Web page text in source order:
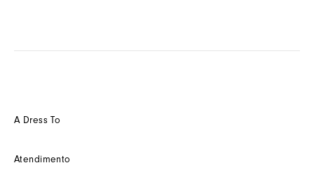
A Dress To
Futuro
Atendimento